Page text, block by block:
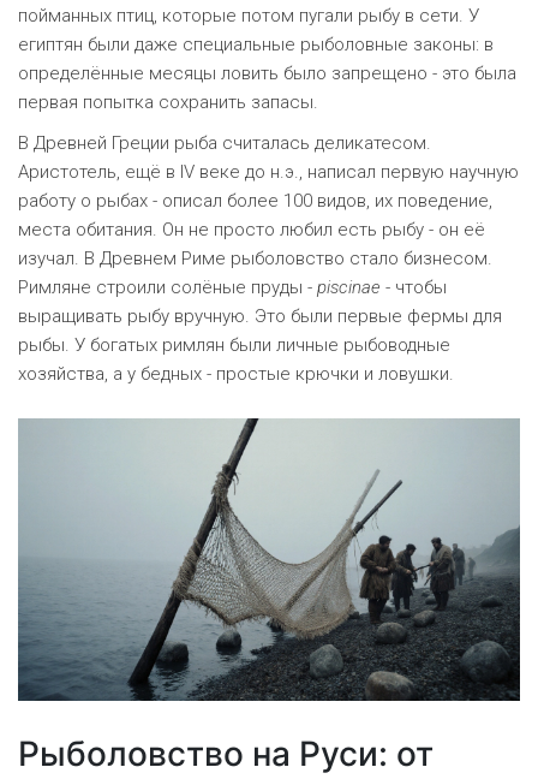
пойманных птиц, которые потом пугали рыбу в сети. У
египтян были даже специальные рыболовные законы: в
определённые месяцы ловить было запрещено - это была
первая попытка сохранить запасы.
В Древней Греции рыба считалась деликатесом.
Аристотель, ещё в IV веке до н.э., написал первую научную
работу о рыбах - описал более 100 видов, их поведение,
места обитания. Он не просто любил есть рыбу - он её
изучал. В Древнем Риме рыболовство стало бизнесом.
Римляне строили солёные пруды - piscinae - чтобы
выращивать рыбу вручную. Это были первые фермы для
рыбы. У богатых римлян были личные рыбоводные
хозяйства, а у бедных - простые крючки и ловушки.
Рыболовство на Руси: от